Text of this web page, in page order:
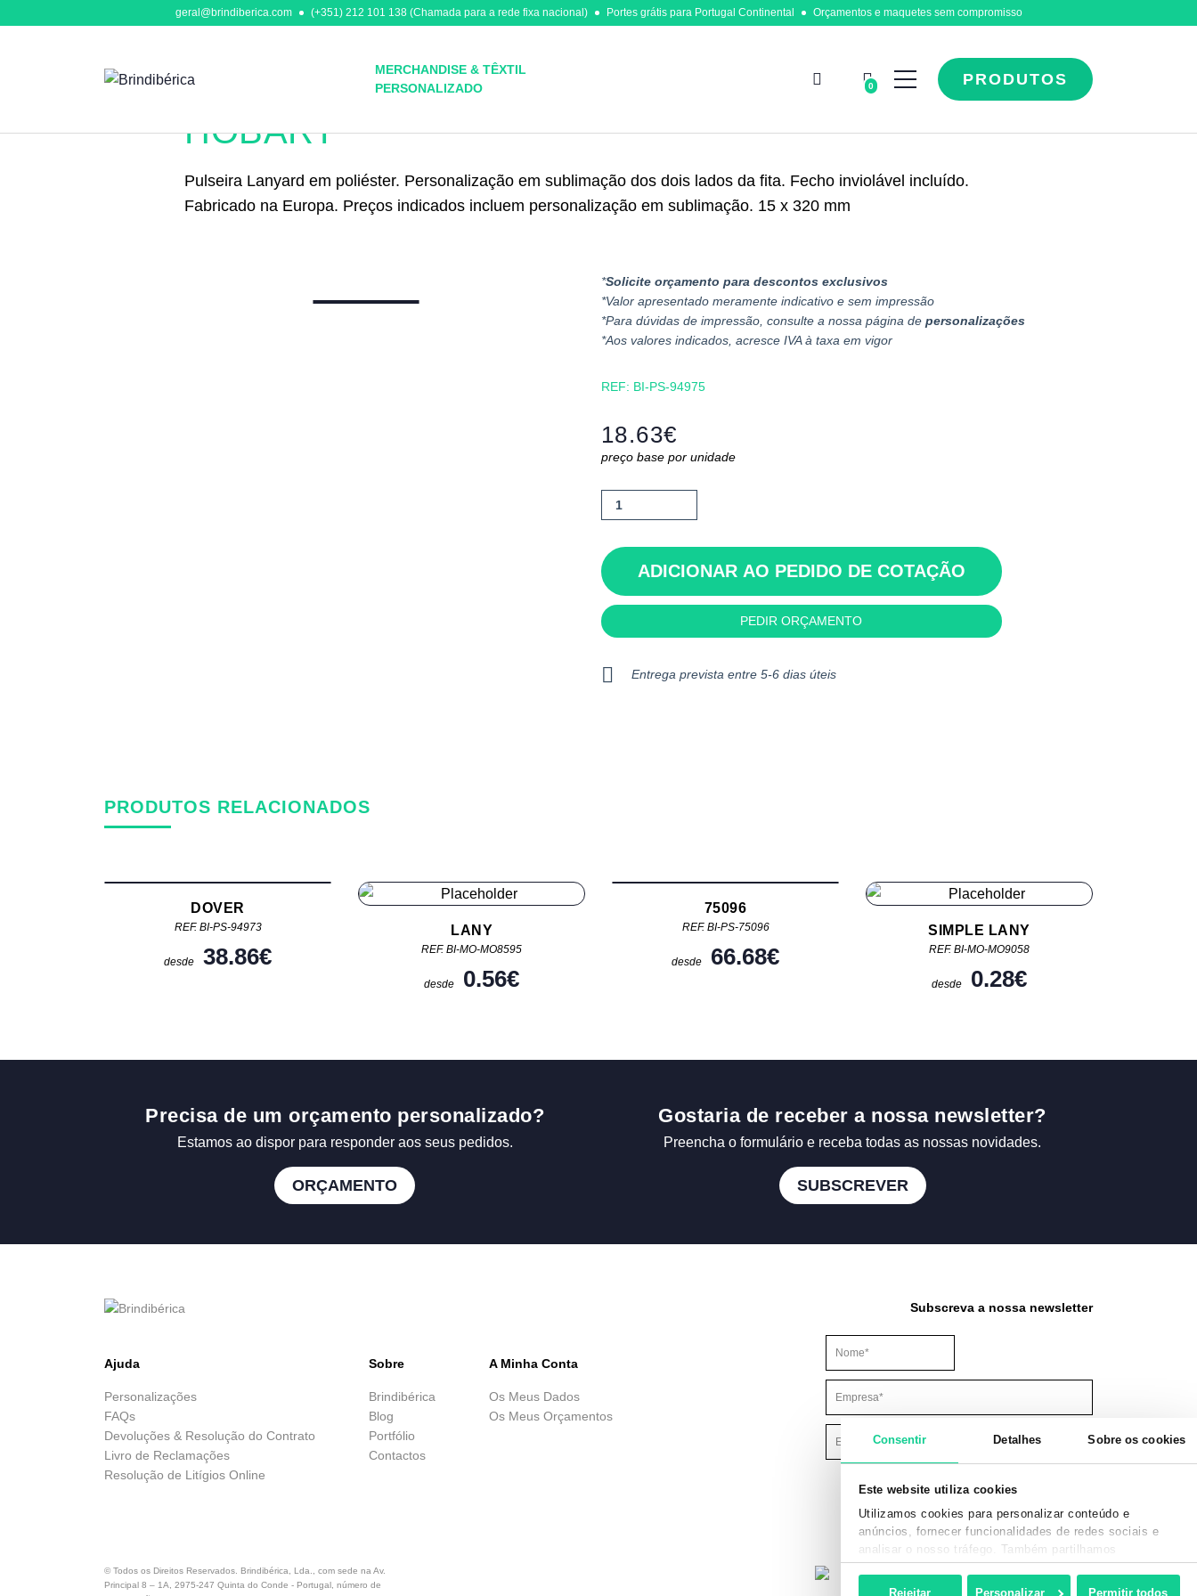
Consentir Detalhes Sobre os cookies
Este website utiliza cookies
Utilizamos cookies para personalizar conteúdo e
anúncios, fornecer funcionalidades de redes sociais e
analisar o nosso tráfego. Também partilhamos
informações acerca da sua utilização do site com os
Rejeitar Personalizar Permitir todos
geral@brindiberica.com (+351) 212 101 138 (Chamada para a rede fixa nacional) Portes grátis para Portugal Continental Orçamentos e maquetes sem compromisso
MERCHANDISE & TÊXTIL
PERSONALIZADO
0 PRODUTOS
HOBART
Pulseira Lanyard em poliéster. Personalização em sublimação dos dois lados da fita. Fecho inviolável incluído.
Fabricado na Europa. Preços indicados incluem personalização em sublimação. 15 x 320 mm
*Solicite orçamento para descontos exclusivos
*Valor apresentado meramente indicativo e sem impressão
*Para dúvidas de impressão, consulte a nossa página de personalizações
*Aos valores indicados, acresce IVA à taxa em vigor
REF: BI-PS-94975
18.63€
preço base por unidade
Quantidade
de
Hobart
ADICIONAR AO PEDIDO DE COTAÇÃO
PEDIR ORÇAMENTO
Entrega prevista entre 5-6 dias úteis
PRODUTOS RELACIONADOS
DOVER
REF. BI-PS-94973
desde 38.86€
LANY
REF. BI-MO-MO8595
desde 0.56€
75096
REF. BI-PS-75096
desde 66.68€
SIMPLE LANY
REF. BI-MO-MO9058
desde 0.28€
Precisa de um orçamento personalizado?
Estamos ao dispor para responder aos seus pedidos.
ORÇAMENTO
Gostaria de receber a nossa newsletter?
Preencha o formulário e receba todas as nossas novidades.
SUBSCREVER
Ajuda
Personalizações
FAQs
Devoluções & Resolução do Contrato
Livro de Reclamações
Resolução de Litígios Online
Sobre
Brindibérica
Blog
Portfólio
Contactos
A Minha Conta
Os Meus Dados
Os Meus Orçamentos
Subscreva a nossa newsletter
Este campo é para efeitos de validação e deve ser mantido
© Todos os Direitos Reservados. Brindibérica, Lda., com sede na Av.
Principal 8 – 1A, 2975-247 Quinta do Conde - Portugal, número de